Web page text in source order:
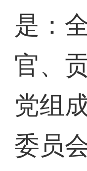
是：
官、
党组
委员